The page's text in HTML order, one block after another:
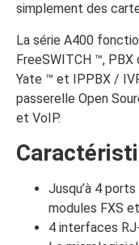
simplement des
La série A400
FreeSWITCH ™,
Yate ™ et IPPBX /
passerelle Open
et VoIP.
Jusqu’à 4
modules FXS
4 interfaces